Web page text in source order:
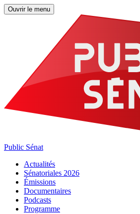
Ouvrir le menu
Public Sénat
Actualités
Sénatoriales 2026
Émissions
Documentaires
Podcasts
Programme